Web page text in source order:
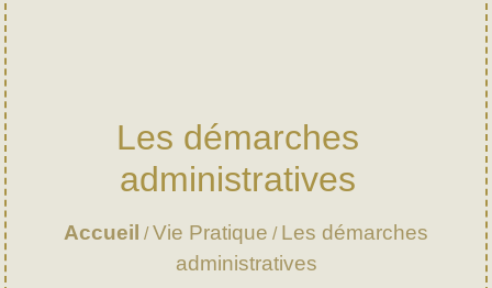
Les démarches
administratives
Accueil /Vie Pratique / Les démarches
administratives